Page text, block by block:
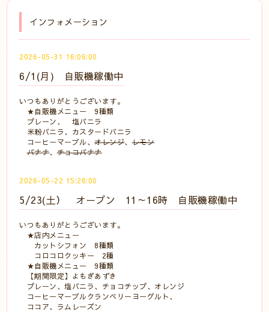
インフォメーション
2026-05-31 16:06:00
6/1(月) 自販機稼働中
いつもありがとうございます。
★自販機メニュー 9種類
プレーン、 塩バニラ
米粉バニラ、カスタードバニラ
コーヒーマーブル、オレンジ、レモン
バナナ、チョコバナナ
2026-05-22 15:26:00
5/23(土） オープン 11～16時 自販機稼働中
いつもありがとうございます。
★店内メニュー
カットシフォン 8種類
コロコロクッキー 2種
★自販機メニュー 9種類
【期間限定】よもぎあずき
プレーン、塩バニラ、チョコチップ、オレンジ
コーヒーマーブルクランベリーヨーグルト、
ココア、ラムレーズン